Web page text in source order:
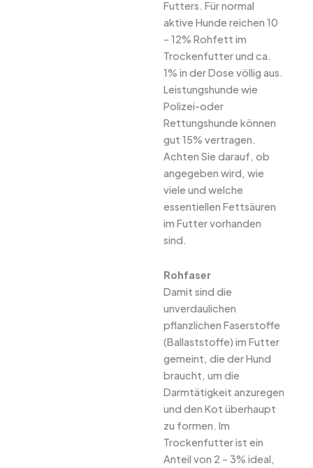
Futters. Für normal
aktive Hunde reichen 10
– 12% Rohfett im
Trockenfutter und ca.
1% in der Dose völlig aus.
Leistungshunde wie
Polizei-oder
Rettungshunde können
gut 15% vertragen.
Achten Sie darauf, ob
angegeben wird, wie
viele und welche
essentiellen Fettsäuren
im Futter vorhanden
sind.
Rohfaser
Damit sind die
unverdaulichen
pflanzlichen Faserstoffe
(Ballaststoffe) im Futter
gemeint, die der Hund
braucht, um die
Darmtätigkeit anzuregen
und den Kot überhaupt
zu formen. Im
Trockenfutter ist ein
Anteil von 2 – 3% ideal,